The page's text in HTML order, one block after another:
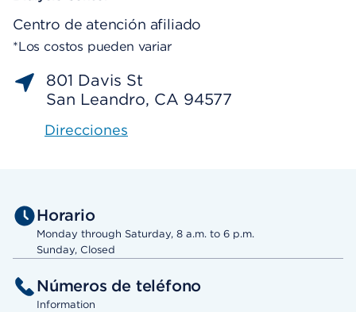
Centro de atención afiliado
*Los costos pueden variar
801 Davis St
San Leandro, CA 94577
Direcciones
Horario
Monday through Saturday, 8 a.m. to 6 p.m.
Sunday, Closed
Números de teléfono
Information